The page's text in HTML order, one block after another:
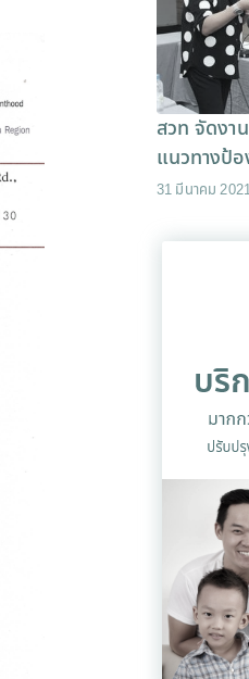
สวท จัดงา
แนวทางป้อ
31 มีนาคม